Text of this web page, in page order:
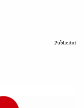
Publicitat